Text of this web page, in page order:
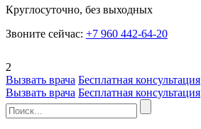
Круглосуточно, без выходных
Звоните сейчас: +7 960 442-64-20
2
Вызвать врача Бесплатная консультация
Вызвать врача Бесплатная консультация